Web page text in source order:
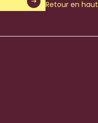
Retour en haut